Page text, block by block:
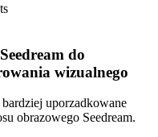
do
wizualnego
uporzadkowane
obrazowego Seedream.